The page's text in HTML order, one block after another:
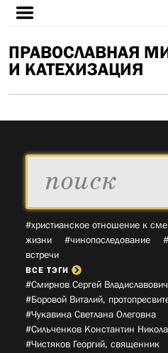
ПРАВОСЛАВНАЯ
И КАТЕХИЗАЦИЯ
#христианское отношение к
жизни
#чинопоследование
встречи
ВСЕ ТЭГИ
#Смирнов Сергей Владиславович­
#Боровой Виталий,
#Чукавина Светлана Олеговна­
#Сильченков Константин
#Чистяков Георгий, священник­